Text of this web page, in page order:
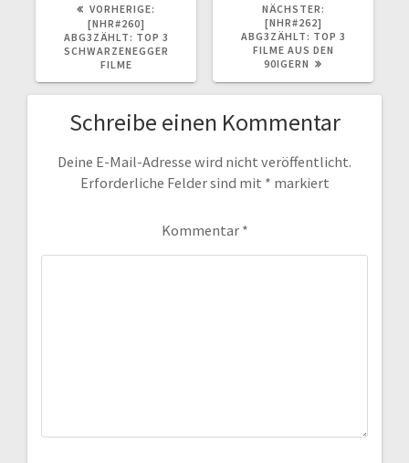
VORHERIGE:
[NHR#260]
ABG3ZÄHLT: TOP 3
SCHWARZENEGGER
FILME
NÄCHSTER:
[NHR#262]
ABG3ZÄHLT: TOP 3
FILME AUS DEN
90IGERN
Schreibe einen Kommentar
Deine E-Mail-Adresse wird nicht veröffentlicht.
Erforderliche Felder sind mit * markiert
Kommentar *